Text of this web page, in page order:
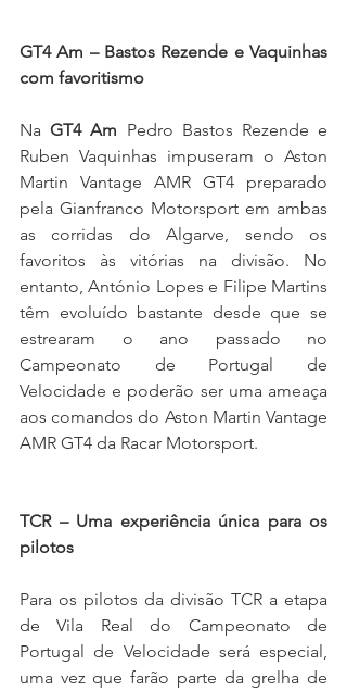
GT4 Am – Bastos Rezende e Vaquinhas
com favoritismo
Na GT4 Am Pedro Bastos Rezende e
Ruben Vaquinhas impuseram o Aston
Martin Vantage AMR GT4 preparado
pela Gianfranco Motorsport em ambas
as corridas do Algarve, sendo os
favoritos às vitórias na divisão. No
entanto, António Lopes e Filipe Martins
têm evoluído bastante desde que se
estrearam o ano passado no
Campeonato de Portugal de
Velocidade e poderão ser uma ameaça
aos comandos do Aston Martin Vantage
AMR GT4 da Racar Motorsport.
TCR – Uma experiência única para os
pilotos
Para os pilotos da divisão TCR a etapa
de Vila Real do Campeonato de
Portugal de Velocidade será especial,
uma vez que farão parte da grelha de